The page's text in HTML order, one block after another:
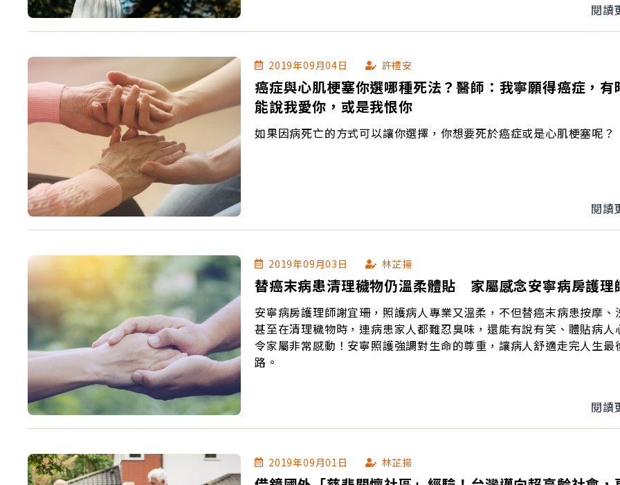
閱讀
2019年09月04日 許禮安
癌症與心肌梗塞你選哪種死法？醫師：我寧願得癌症，有
能說我愛你，或是我恨你
如果因病死亡的方式可以讓你選擇，你想要死於癌症或是心肌梗塞呢？
閱讀
2019年09月03日 林芷揚
替癌末病患清理穢物仍溫柔體貼 家屬感念安寧病房護理
安寧病房護理師謝宜珊，照護病人專業又溫柔，不但替癌末病患按摩、
甚至在清理穢物時，連病患家人都難忍臭味，還能有說有笑、體貼病人
令家屬非常感動！安寧照護強調對生命的尊重，讓病人舒適走完人生最
路。
閱讀
2019年09月01日 林芷揚